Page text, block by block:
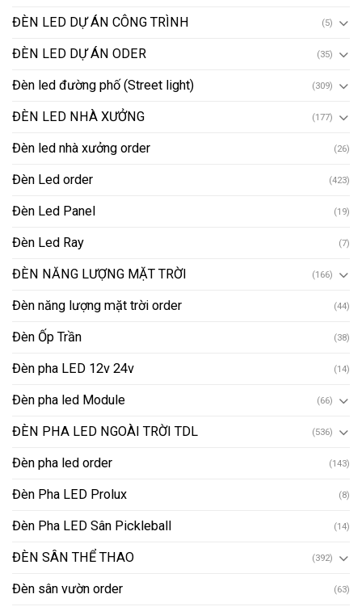
ĐÈN LED DỰ ÁN CÔNG TRÌNH (5)
ĐÈN LED DỰ ÁN ODER (35)
Đèn led đường phố (Street light) (309)
ĐÈN LED NHÀ XƯỞNG (177)
Đèn led nhà xưởng order (26)
Đèn Led order (423)
Đèn Led Panel (19)
Đèn Led Ray (7)
ĐÈN NĂNG LƯỢNG MẶT TRỜI (166)
Đèn năng lượng mặt trời order (44)
Đèn Ốp Trần (38)
Đèn pha LED 12v 24v (14)
Đèn pha led Module (66)
ĐÈN PHA LED NGOÀI TRỜI TDL (536)
Đèn pha led order (143)
Đèn Pha LED Prolux (8)
Đèn Pha LED Sân Pickleball (14)
ĐÈN SÂN THỂ THAO (392)
Đèn sân vườn order (63)